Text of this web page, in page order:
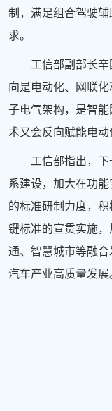
制，满足组合驾驶
求。
工信部副部长
向是电动化、网联
子电气架构，是智
术又会反向赋能电动
工信部指出，
系建设，加大在功
的标准研制力度，
键标准的宣贯实施
通、智慧城市等融
汽车产业高质量发展